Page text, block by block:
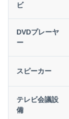
ビ
DVDプレーヤ
ー
スピーカー
テレビ会議設
備